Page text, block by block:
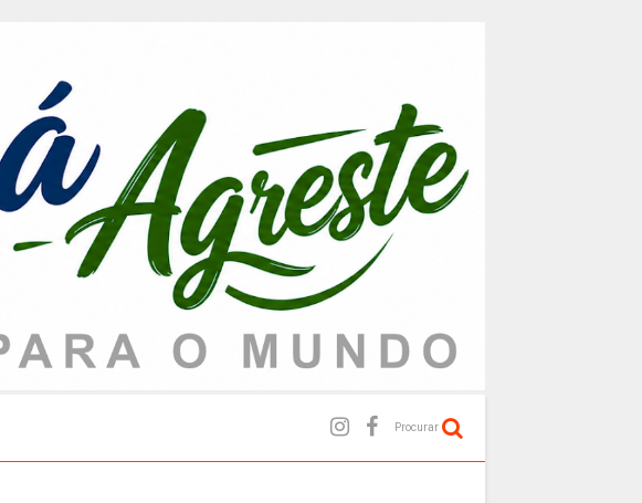
Procurar